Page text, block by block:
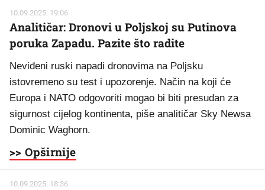
10.09.2025. 19:06
Analitičar: Dronovi u Poljskoj su Putinova
poruka Zapadu. Pazite što radite
Neviđeni ruski napadi dronovima na Poljsku
istovremeno su test i upozorenje. Način na koji će
Europa i NATO odgovoriti mogao bi biti presudan za
sigurnost cijelog kontinenta, piše analitičar Sky Newsa
Dominic Waghorn.
>> Opširnije
10.09.2025. 18:36